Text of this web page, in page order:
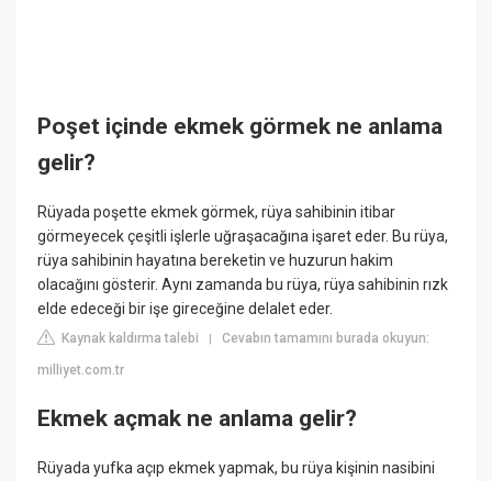
Poşet içinde ekmek görmek ne anlama
gelir?
Rüyada poşette ekmek görmek, rüya sahibinin itibar
görmeyecek çeşitli işlerle uğraşacağına işaret eder. Bu rüya,
rüya sahibinin hayatına bereketin ve huzurun hakim
olacağını gösterir. Aynı zamanda bu rüya, rüya sahibinin rızk
elde edeceği bir işe gireceğine delalet eder.
Kaynak kaldırma talebi |Cevabın tamamını burada okuyun:
milliyet.com.tr
Ekmek açmak ne anlama gelir?
Rüyada yufka açıp ekmek yapmak, bu rüya kişinin nasibini